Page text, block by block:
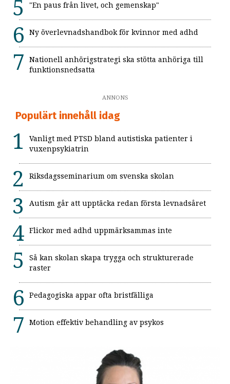
"En paus från livet, och gemenskap"
Ny överlevnadshandbok för kvinnor med adhd
Nationell anhörigstrategi ska stötta anhöriga till
funktionsnedsatta
ANNONS
Populärt innehåll idag
Vanligt med PTSD bland autistiska patienter i
vuxenpsykiatrin
Riksdagsseminarium om svenska skolan
Autism går att upptäcka redan första levnadsåret
Flickor med adhd uppmärksammas inte
Så kan skolan skapa trygga och strukturerade
raster
Pedagogiska appar ofta bristfälliga
Motion effektiv behandling av psykos